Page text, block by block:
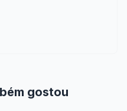
gostou